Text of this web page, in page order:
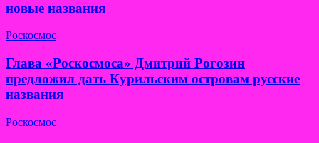
новые названия
Роскосмос
Глава «Роскосмоса» Дмитрий Рогозин
предложил дать Курильским островам русские
названия
Роскосмос